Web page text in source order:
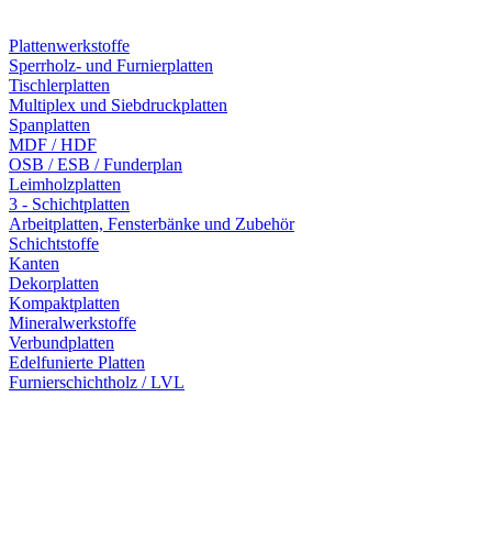
Plattenwerkstoffe
Sperrholz- und Furnierplatten
Tischlerplatten
Multiplex und Siebdruckplatten
Spanplatten
MDF / HDF
OSB / ESB / Funderplan
Leimholzplatten
3 - Schichtplatten
Arbeitplatten, Fensterbänke und Zubehör
Schichtstoffe
Kanten
Dekorplatten
Kompaktplatten
Mineralwerkstoffe
Verbundplatten
Edelfunierte Platten
Furnierschichtholz / LVL